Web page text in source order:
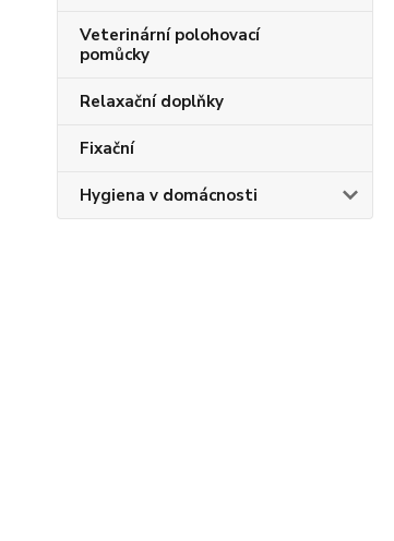
Veterinární polohovací
pomůcky
Relaxační doplňky
Fixační
Hygiena v domácnosti